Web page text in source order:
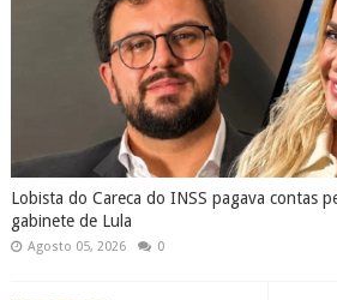
Lobista do Careca do INSS pagava contas
gabinete de Lula
Agosto 05, 2026 0